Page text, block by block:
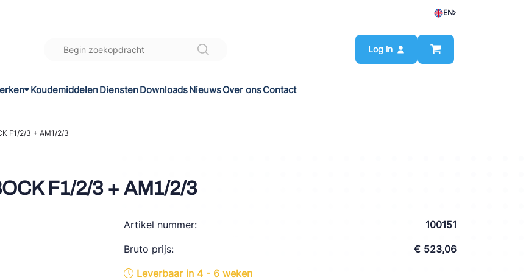
EN
Log in
KoudemiddelenDienstenDownloadsNieuwsOver onsContact
F1/2/3 + AM1/2/3
F1/2/3 + AM1/2/3
Artikel nummer:
100151
Bruto prijs:
€ 523,06
Leverbaar in 4 - 6 weken